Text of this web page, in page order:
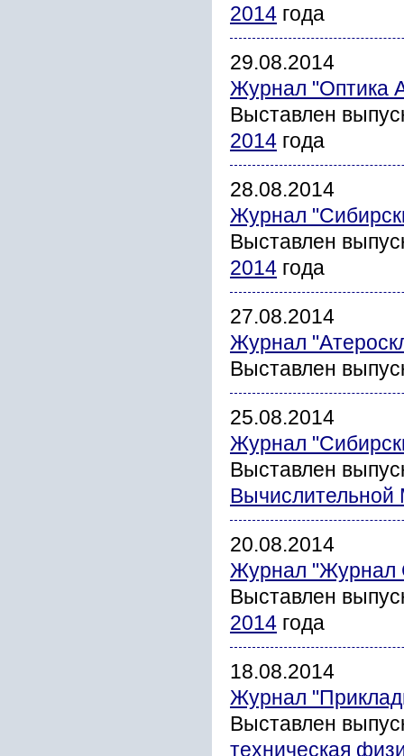
2014 года
29.08.2014
Журнал "Оптика
Выставлен
2014 года
28.08.2014
Журнал
Выставлен
2014 года
27.08.2014
Журнал
Выставлен
25.08.2014
Журнал
Выставлен
20.08.2014
Журнал "Журнал
Выставлен
2014 года
18.08.2014
Журнал
Выставлен
техническая